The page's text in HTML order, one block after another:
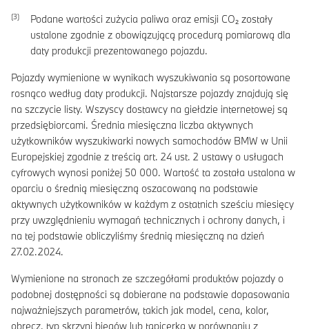
Podane wartości zużycia paliwa oraz emisji CO₂ zostały
ustalone zgodnie z obowiązującą procedurą pomiarową dla
daty produkcji prezentowanego pojazdu.
Pojazdy wymienione w wynikach wyszukiwania są posortowane
rosnąco według daty produkcji. Najstarsze pojazdy znajdują się
na szczycie listy. Wszyscy dostawcy na giełdzie internetowej są
przedsiębiorcami. Średnia miesięczna liczba aktywnych
użytkowników wyszukiwarki nowych samochodów BMW w Unii
Europejskiej zgodnie z treścią art. 24 ust. 2 ustawy o usługach
cyfrowych wynosi poniżej 50 000. Wartość ta została ustalona w
oparciu o średnią miesięczną oszacowaną na podstawie
aktywnych użytkowników w każdym z ostatnich sześciu miesięcy
przy uwzględnieniu wymagań technicznych i ochrony danych, i
na tej podstawie obliczyliśmy średnią miesięczną na dzień
27.02.2024.
Wymienione na stronach ze szczegółami produktów pojazdy o
podobnej dostępności są dobierane na podstawie dopasowania
najważniejszych parametrów, takich jak model, cena, kolor,
obręcz, typ skrzyni biegów lub tapicerka w porównaniu z